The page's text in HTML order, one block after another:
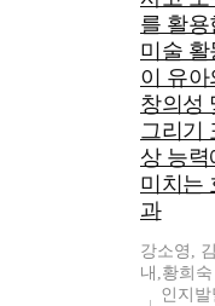
를 활용
미술 활
이 유아
창의성
그리기
상 능력
미치는
과
강소영,
내,황희숙
인지